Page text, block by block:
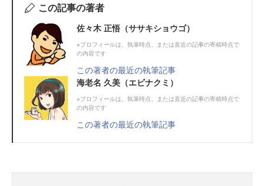
この記事の著者
佐々木 正悟（ササキショウゴ）
※プロフィールは、執筆時点、または直近の記事の寄稿時点で
の内容です
この著者の最近の執筆記事
海老名 久美（エビナクミ）
※プロフィールは、執筆時点、または直近の記事の寄稿時点で
の内容です
この著者の最近の執筆記事